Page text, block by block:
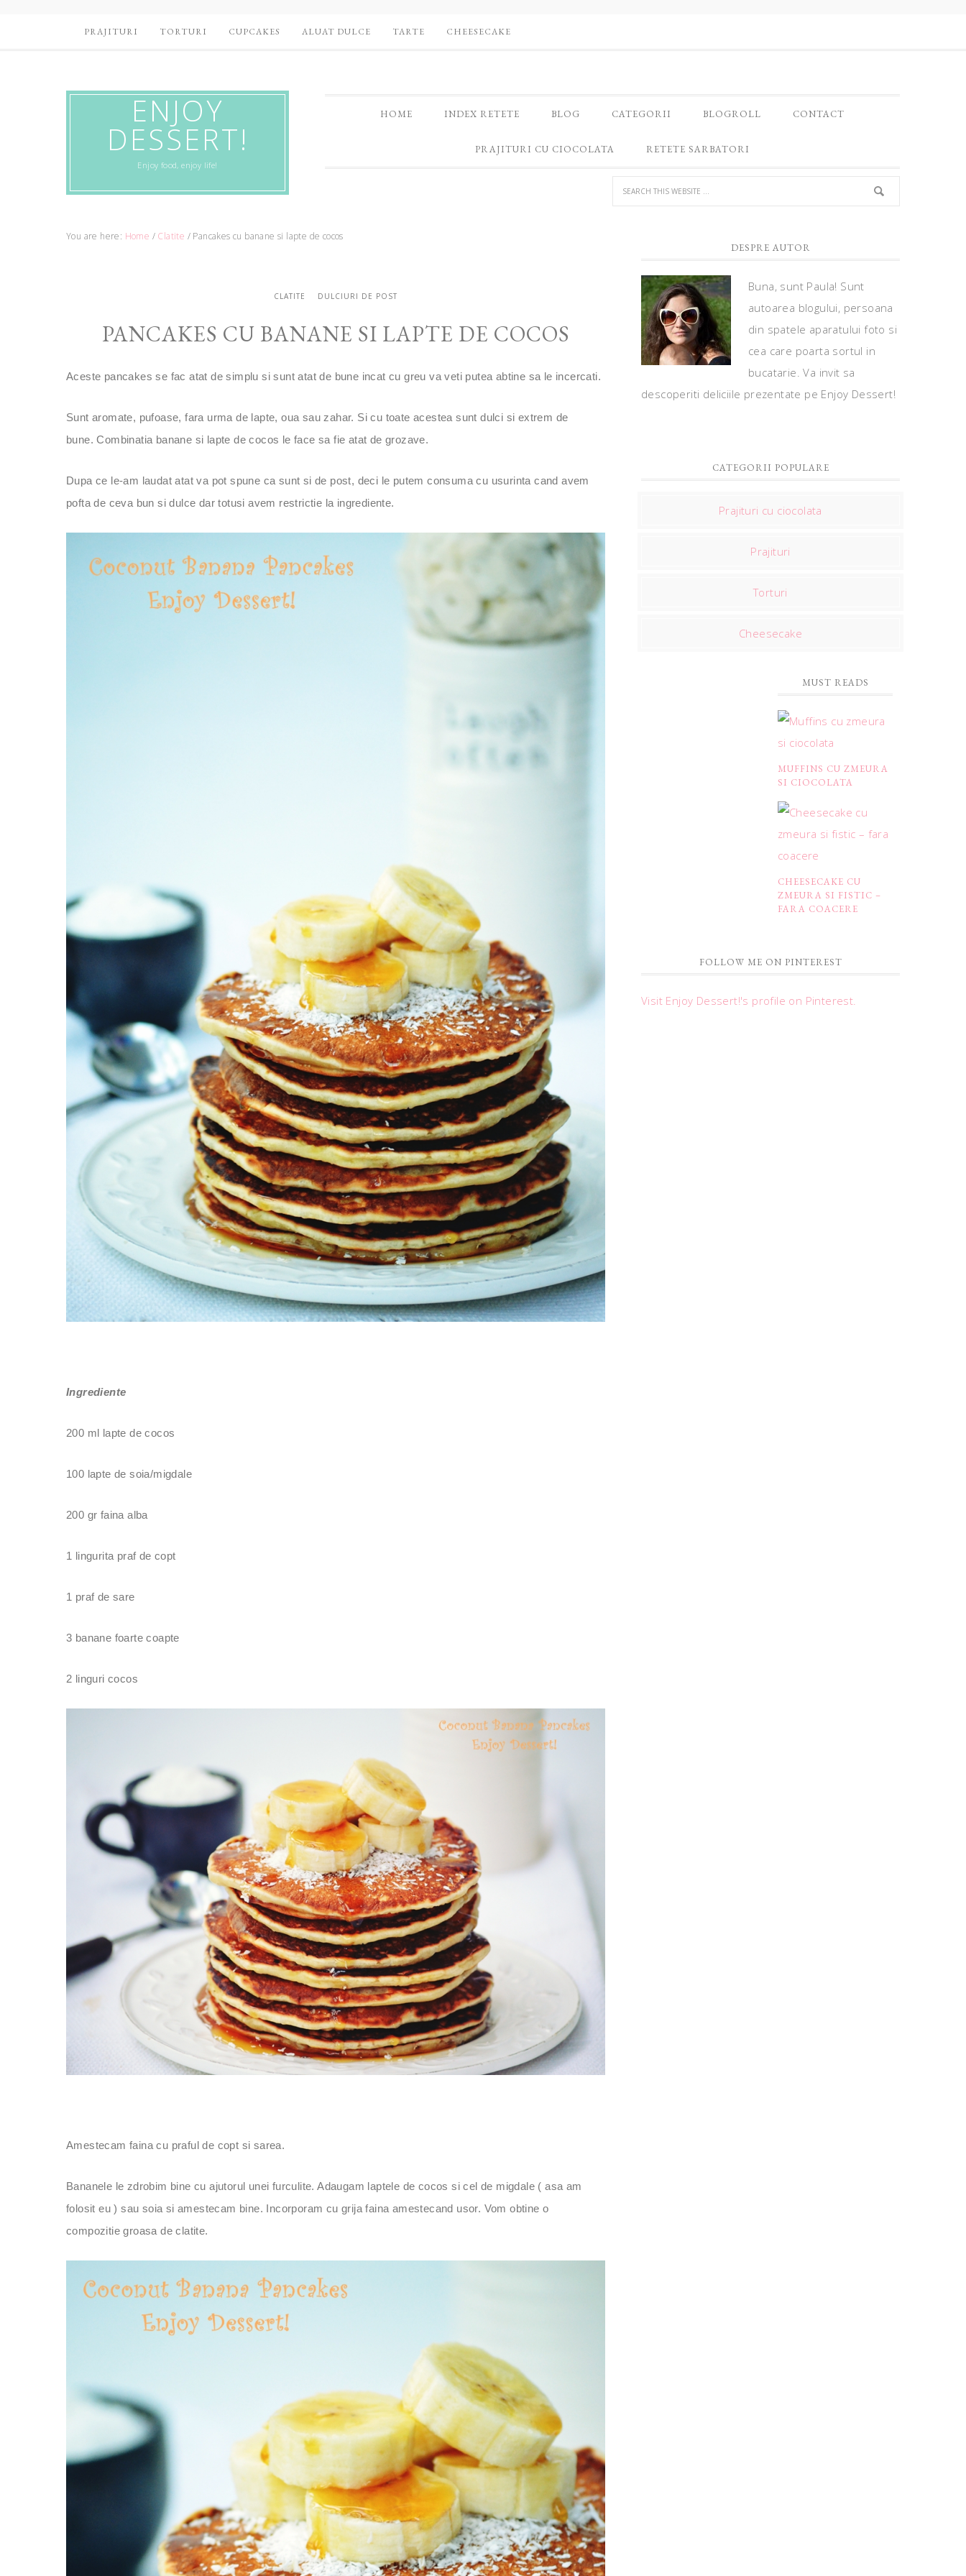
PRAJITURI TORTURI CUPCAKES ALUAT DULCE TARTE CHEESECAKE
ENJOY
DESSERT!
Enjoy food, enjoy life!
HOME INDEX RETETE BLOG CATEGORII BLOGROLL CONTACT
PRAJITURI CU CIOCOLATA RETETE SARBATORI
You are here: Home / Clatite / Pancakes cu banane si lapte de cocos
CLATITE DULCIURI DE POST
PANCAKES CU BANANE SI LAPTE DE COCOS
Aceste pancakes se fac atat de simplu si sunt atat de bune incat cu greu va veti putea abtine sa le incercati.
Sunt aromate, pufoase, fara urma de lapte, oua sau zahar. Si cu toate acestea sunt dulci si extrem de
bune.Combinatia banane si lapte de cocos le face sa fie atat de grozave.
Dupa ce le-am laudat atat va pot spune ca sunt si de post, deci le putem consuma cu usurinta cand avem
pofta de ceva bun si dulce dar totusi avem restrictie la ingrediente.
Ingrediente
200 ml lapte de cocos
100 lapte de soia/migdale
200 gr faina alba
1 lingurita praf de copt
1 praf de sare
3 banane foarte coapte
2 linguri cocos
Amestecam faina cu praful de copt si sarea.
Bananele le zdrobim bine cu ajutorul unei furculite. Adaugam laptele de cocos si cel de migdale ( asa am
folosit eu ) sau soia si amestecam bine. Incorporam cu grija faina amestecand usor. Vom obtine o
compozitie groasa de clatite.
DESPRE AUTOR
Buna, sunt Paula! Sunt
autoarea blogului, persoana
din spatele aparatului foto si
cea care poarta sortul in
bucatarie. Va invit sa
descoperiti deliciile prezentate pe Enjoy Dessert!
CATEGORII POPULARE
Prajituri cu ciocolata
Prajituri
Torturi
Cheesecake
MUST READS
MUFFINS CU ZMEURA
SI CIOCOLATA
CHEESECAKE CU
ZMEURA SI FISTIC –
FARA COACERE
FOLLOW ME ON PINTEREST
Visit Enjoy Dessert!'s profile on Pinterest.